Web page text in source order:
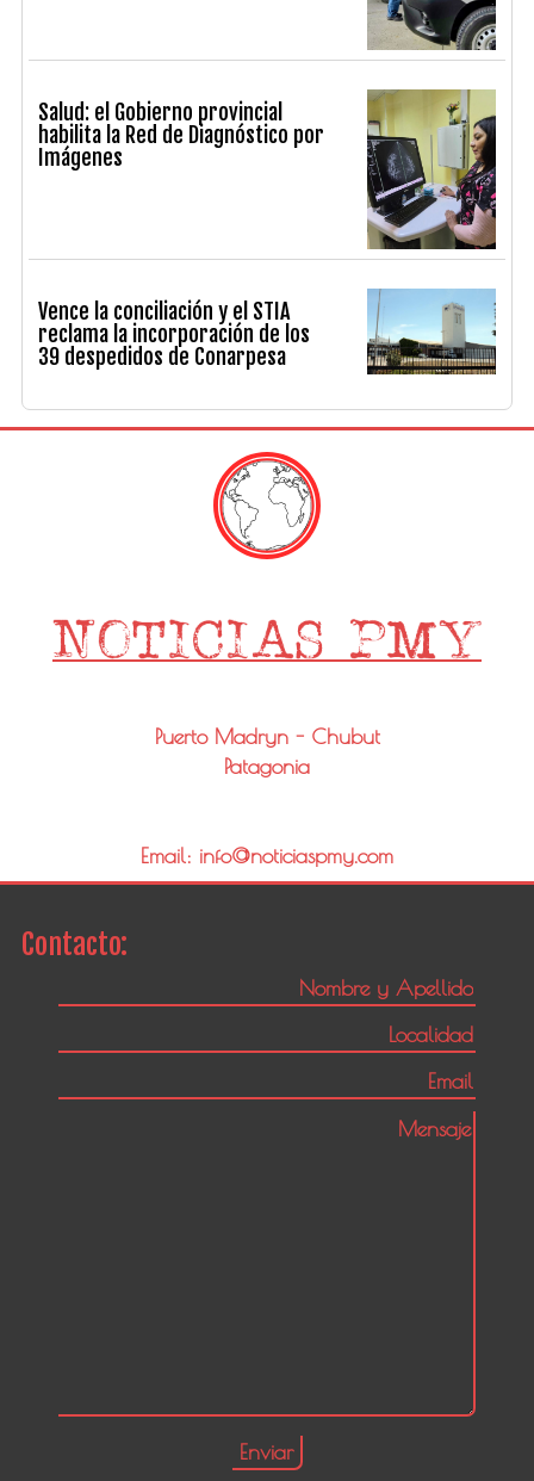
Salud: el Gobierno provincial
habilita la Red de Diagnóstico por
Imágenes
Vence la conciliación y el STIA
reclama la incorporación de los
39 despedidos de Conarpesa
Puerto Madryn - Chubut
Patagonia
Email: info@noticiaspmy.com
Contacto: